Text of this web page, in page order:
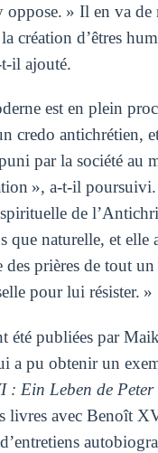
oppose. » Il en va
création d’êtres
il ajouté.
est en plein
credo antichrétien,
par la société au
», a-t-il
de
que naturelle, et elle
des prières de tout un
pour lui résister. »
été publiées par
a pu obtenir un
: Ein Leben de Peter
livres avec Benoît